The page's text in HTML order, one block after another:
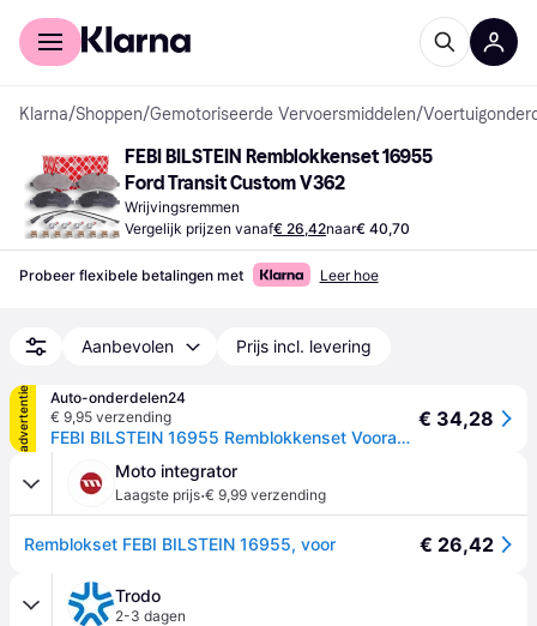
Voor shoppers
Klarna/Shoppen/Gemotoriseerde Vervoersmiddelen/
FEBI BILSTEIN Remblokkenset 16955
Ford Transit Custom V362
Wrijvingsremmen
Vergelijk prijzen vanaf€ 26,42naar€ 40,70
Probeer flexibele betalingen met Leer hoe
Aanbevolen Prijs incl. levering
advertentie
Auto-onderdelen24
€ 9,95 verzending
FEBI BILSTEIN 16955 Remblokkenset Vooras, Incl. slijtage waarschuwingscontact, Met bevestigingsmatriaal
€ 34,28
Moto integrator
Laagste prijs·€ 9,99 verzending
Remblokset FEBI BILSTEIN 16955, voor € 26,42
Trodo
2-3 dagen